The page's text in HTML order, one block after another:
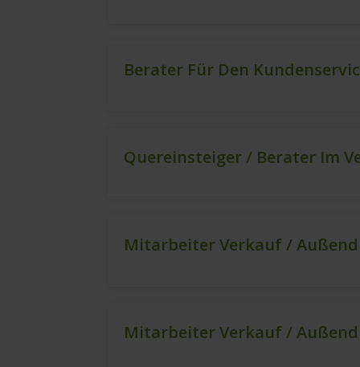
Berater Für Den
Quereinsteiger / Berater Im
Mitarbeiter Verkauf /
Mitarbeiter Verkauf /